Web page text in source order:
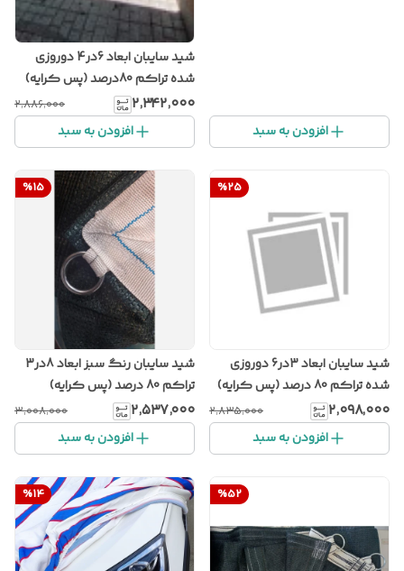
افزودن به سبد
شید سایبان ابعاد 6در4 دوروزی
شده تراکم 80درصد (پس کرایه)
۲٬۳۴۲٬۰۰۰ ۲٬۸۸۶٬۰۰۰
افزودن به سبد
%25
شید سایبان ابعاد 3در6 دوروزی
شده تراکم 80 درصد (پس کرایه)
۲٬۰۹۸٬۰۰۰ ۲٬۸۳۵٬۰۰۰
افزودن به سبد
%15
شید سایبان رنگ سبز ابعاد 8در3
تراکم 80 درصد (پس کرایه)
۲٬۵۳۷٬۰۰۰ ۳٬۰۰۸٬۰۰۰
افزودن به سبد
%52
%14